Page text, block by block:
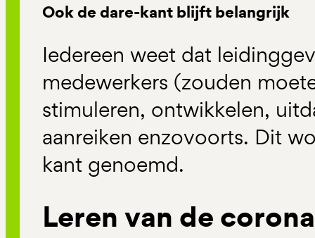
Ook de dare-kant blijft belangrijk
Iedereen weet dat
medewerkers (zouden
stimuleren, ontwikkelen,
aanreiken enzovoorts. Dit
kant genoemd.
Leren van de